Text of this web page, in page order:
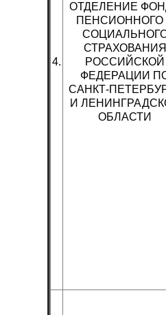
4.
ОТДЕЛЕНИЕ
ПЕНСИОННОГО
СТРАХОВАНИЯ
РОССИЙСКОЙ
ФЕДЕРАЦИИ
САНКТ-
И
ОБЛАСТИ